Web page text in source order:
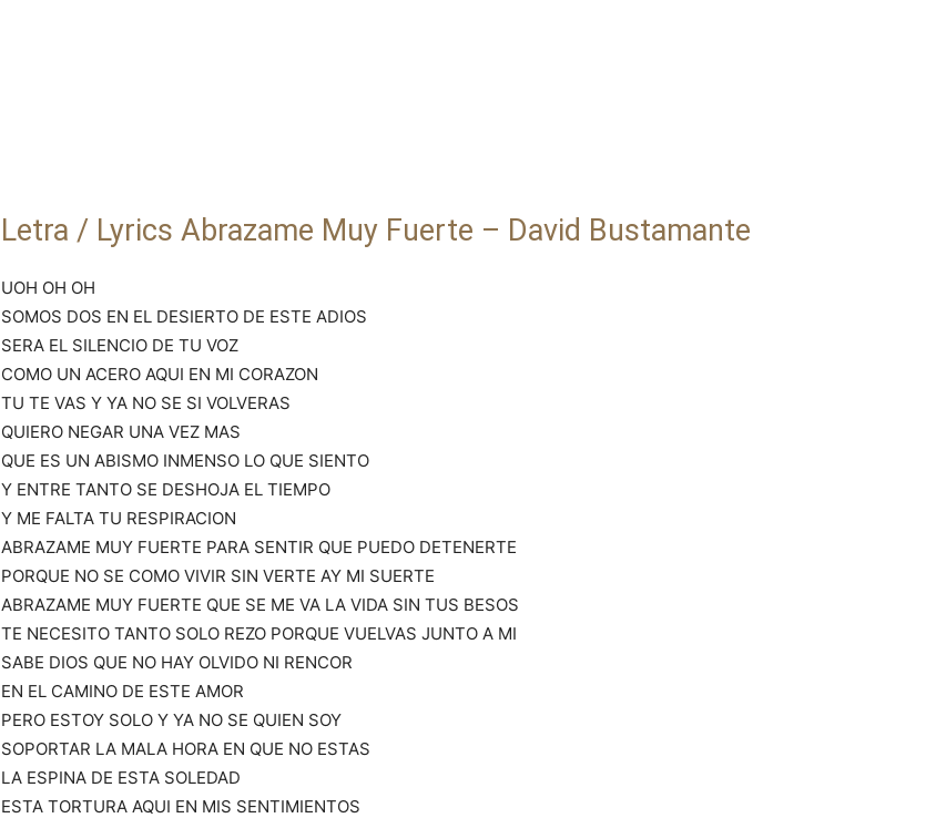
Letra / Lyrics Abrazame Muy Fuerte – David Bustamante
UOH OH OH
SOMOS DOS EN EL DESIERTO DE ESTE ADIOS
SERA EL SILENCIO DE TU VOZ
COMO UN ACERO AQUI EN MI CORAZON
TU TE VAS Y YA NO SE SI VOLVERAS
QUIERO NEGAR UNA VEZ MAS
QUE ES UN ABISMO INMENSO LO QUE SIENTO
Y ENTRE TANTO SE DESHOJA EL TIEMPO
Y ME FALTA TU RESPIRACION
ABRAZAME MUY FUERTE PARA SENTIR QUE PUEDO DETENERTE
PORQUE NO SE COMO VIVIR SIN VERTE AY MI SUERTE
ABRAZAME MUY FUERTE QUE SE ME VA LA VIDA SIN TUS BESOS
TE NECESITO TANTO SOLO REZO PORQUE VUELVAS JUNTO A MI
SABE DIOS QUE NO HAY OLVIDO NI RENCOR
EN EL CAMINO DE ESTE AMOR
PERO ESTOY SOLO Y YA NO SE QUIEN SOY
SOPORTAR LA MALA HORA EN QUE NO ESTAS
LA ESPINA DE ESTA SOLEDAD
ESTA TORTURA AQUI EN MIS SENTIMIENTOS